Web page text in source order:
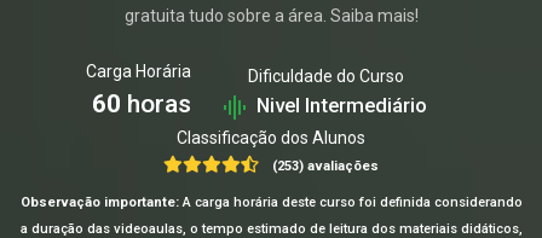
gratuita tudo sobre a área. Saiba mais!
Carga Horária
60 horas
Dificuldade do Curso
Nivel Intermediário
Classificação dos Alunos
(253) avaliações
Observação importante:A carga horária deste curso foi definida considerando
a duração das videoaulas, o tempo estimado de leitura dos materiais didáticos,